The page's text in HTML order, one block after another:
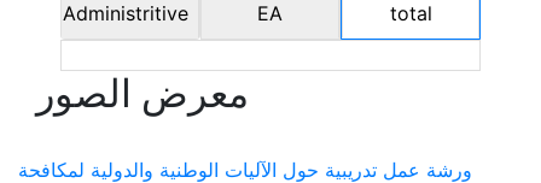
total
EA
Administritive
معرض الصور
ورشة عمل تدريبية حول الآليات الوطنية والدولية لمكافحة